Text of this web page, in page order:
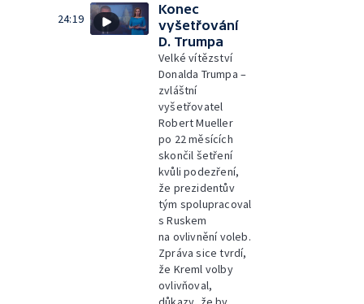
24:19
Konec
vyšetřování
D. Trumpa
Velké vítězství
Donalda Trumpa –
zvláštní
vyšetřovatel
Robert Mueller
po 22 měsících
skončil šetření
kvůli podezření,
že prezidentův
tým spolupracoval
s Ruskem
na ovlivnění voleb.
Zpráva sice tvrdí,
že Kreml volby
ovlivňoval,